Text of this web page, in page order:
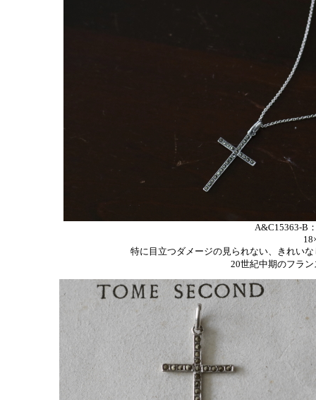
A&C15363-B
特に目立つダメージの見られない、きれい
20世紀中期のフラ